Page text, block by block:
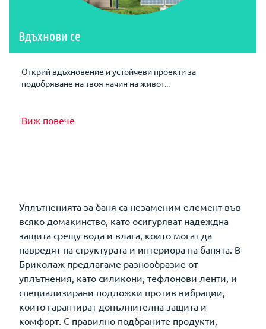
Вдъхнови се
Открий вдъхновение и устойчеви проекти за
подобряване на твоя начин на живот...
Виж повече
Уплътненията за баня са незаменим елемент във
всяко домакинство, като осигуряват надеждна
защита срещу вода и влага, които могат да
навредят на структурата и интериора на банята. В
Бриколаж предлагаме разнообразие от
уплътнения, като силикони, тефлонови ленти, и
специализирани подложки против вибрации,
които гарантират допълнителна защита и
комфорт. С правилно подбраните продукти,